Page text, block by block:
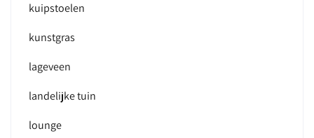
kuipstoelen
kunstgras
lageveen
landelijke tuin
lounge